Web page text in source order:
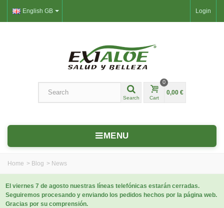
Login
English GB
Search Cart
0
0,00 €
MENU
Home > Blog > News
El viernes 7 de agosto nuestras líneas telefónicas estarán cerradas.
Seguiremos procesando y enviando los pedidos hechos por la página web.
Gracias por su comprensión.